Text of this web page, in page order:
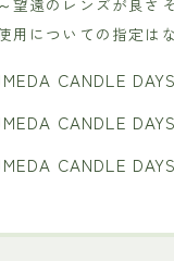
用についての指定は
CANDLE
CANDLE
CANDLE